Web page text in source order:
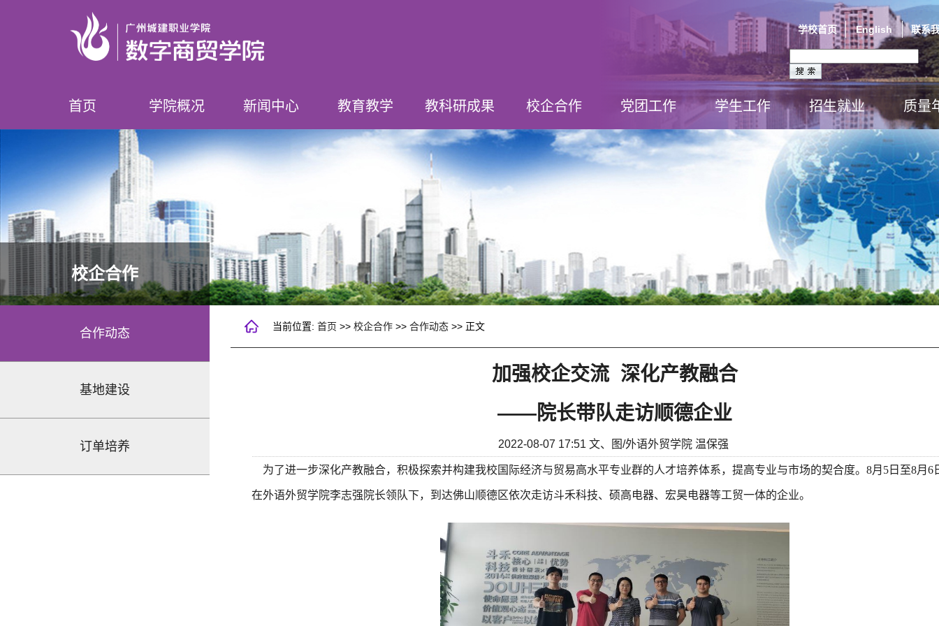
学校首页 English 联系
首页 学院概况
学院简介
领导介绍
专业设置
师资队伍
新闻中心
学院要闻
学院公告
榜样数贸人
教育教学 教科研成果
教科研动态
竞赛获奖
社会服务
校企合作
合作动态
基地建设
订单培养
党团工作
党建视窗
团学视窗
学生工作
心理辅导站
招生就业
招生专题
就业工作
校友风采
质量
校企合作
合作动态
基地建设
订单培养
当前位置: 首页 >> 校企合作 >> 合作动态 >> 正文
加强校企交流 深化产教融合
——院长带队走访顺德企业
2022-08-07 17:51 文、图/外语外贸学院 温保强
为了进一步深化产教融合，积极探索并构建我校国际经济与贸易高水平专业群的人才培养体系，提高专业与市场的契合度。8月5日至8月6
在外语外贸学院李志强院长领队下，到达佛山顺德区依次走访斗禾科技、硕高电器、宏昊电器等工贸一体的企业。